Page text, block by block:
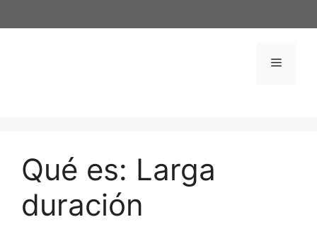
al
Menú
Qué es: Larga
duración